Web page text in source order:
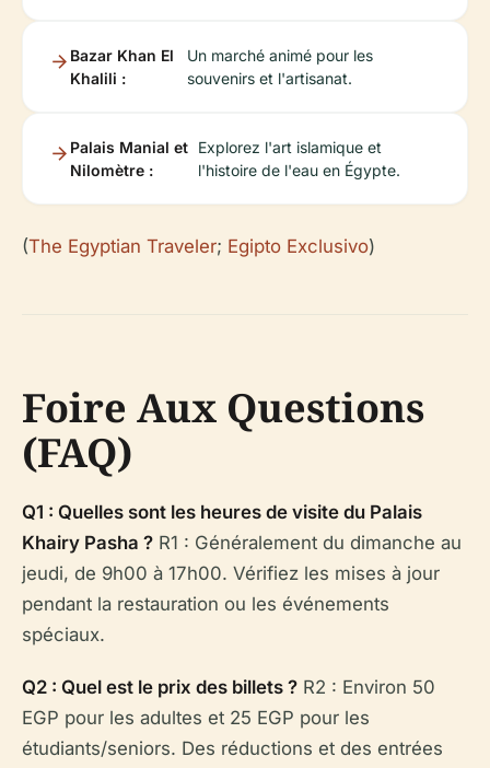
Bazar Khan El
Khalili :
Un marché animé pour les
souvenirs et l'artisanat.
Palais Manial et
Nilomètre :
Explorez l'art islamique et
l'histoire de l'eau en Égypte.
(The Egyptian Traveler; Egipto Exclusivo)
Foire Aux Questions
(FAQ)
Q1 : Quelles sont les heures de visite du Palais
Khairy Pasha ? R1 : Généralement du dimanche au
jeudi, de 9h00 à 17h00. Vérifiez les mises à jour
pendant la restauration ou les événements
spéciaux.
Q2 : Quel est le prix des billets ? R2 : Environ 50
EGP pour les adultes et 25 EGP pour les
étudiants/seniors. Des réductions et des entrées